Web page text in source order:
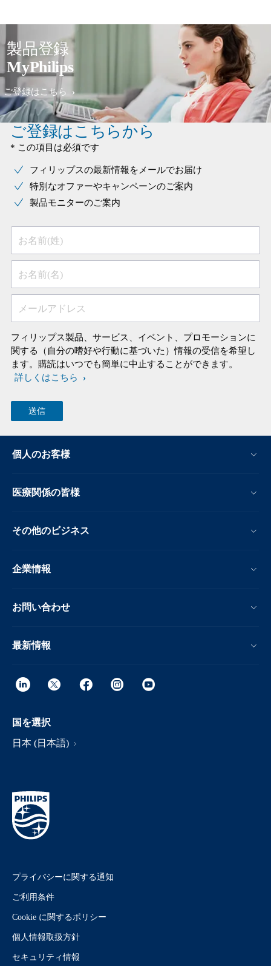
製品登録
MyPhilips
ご登録はこちら
ご登録はこちらから
* この項目は必須です
フィリップスの最新情報をメールでお届け
特別なオファーやキャンペーンのご案内
製品モニターのご案内
お名前(姓)
お名前(名)
メールアドレス
フィリップス製品、サービス、イベント、プロモーションに
関する（自分の嗜好や行動に基づいた）情報の受信を希望し
ます。購読はいつでも簡単に中止することができます。
詳しくはこちら
個人のお客様
医療関係の皆様
その他のビジネス
企業情報
お問い合わせ
最新情報
国を選択
日本 (日本語)
プライバシーに関する通知
ご利用条件
Cookie に関するポリシー
個人情報取扱方針
セキュリティ情報